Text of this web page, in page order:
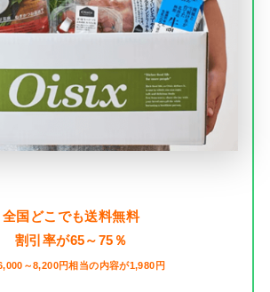
全国どこでも送料無料
割引率が65～75％
～8,200円相当の内容が1,980円